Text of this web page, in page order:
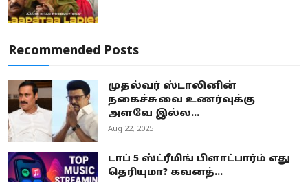
Recommended Posts
முதல்வர் ஸ்டாலினின்
நகைச்சுவை உணர்வுக்கு
அளவே இல்ல...
Aug 22, 2025
டாப் 5 ஸ்ட்ரீமிங் பிளாட்பார்ம் எது
தெரியுமா? கவனத்...